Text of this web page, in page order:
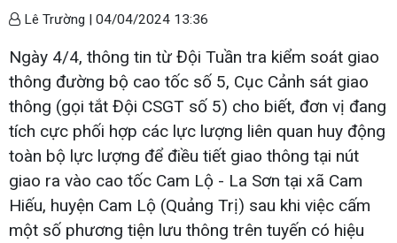
Lê Trường | 04/04/2024 13:36
Ngày 4/4, thông tin từ Đội Tuần tra kiểm soát giao
thông đường bộ cao tốc số 5, Cục Cảnh sát giao
thông (gọi tắt Đội CSGT số 5) cho biết, đơn vị đang
tích cực phối hợp các lực lượng liên quan huy động
toàn bộ lực lượng để điều tiết giao thông tại nút
giao ra vào cao tốc Cam Lộ - La Sơn tại xã Cam
Hiếu, huyện Cam Lộ (Quảng Trị) sau khi việc cấm
một số phương tiện lưu thông trên tuyến có hiệu